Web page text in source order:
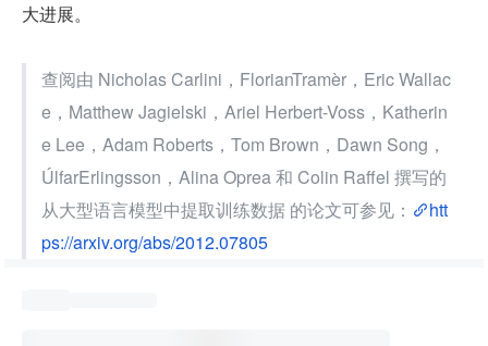
大进展。
查阅由 Nicholas Carlini，FlorianTramèr，Eric Wallac
e，Matthew Jagielski，Ariel Herbert-Voss，Katherin
e Lee，Adam Roberts，Tom Brown，Dawn Song，
ÚlfarErlingsson，Alina Oprea 和 Colin Raffel 撰写的
从大型语言模型中提取训练数据 的论文可参见：
htt
ps://arxiv.org/abs/2012.07805